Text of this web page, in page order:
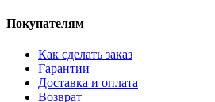
Покупателям
Как сделать заказ
Гарантии
Доставка и оплата
Возврат